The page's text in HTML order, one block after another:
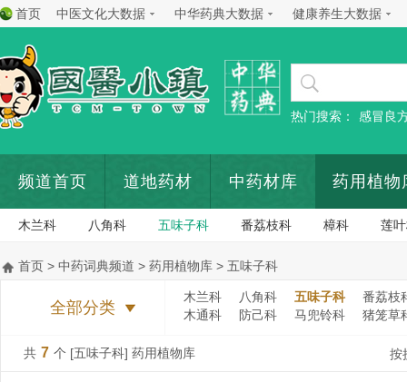
首页 中医文化大数据 中华药典大数据 健康养生大数据
热门搜索： 感冒良
频道首页 道地药材 中药材库 药用植物
木兰科 八角科 五味子科 番荔枝科 樟科 莲
首页 > 中药词典频道 > 药用植物库 > 五味子科
全部分类
木兰科 八角科 五味子科
番荔枝
木通科
防己科 马兜铃科 猪笼草
共 7 个 [五味子科] 药用植物库 按